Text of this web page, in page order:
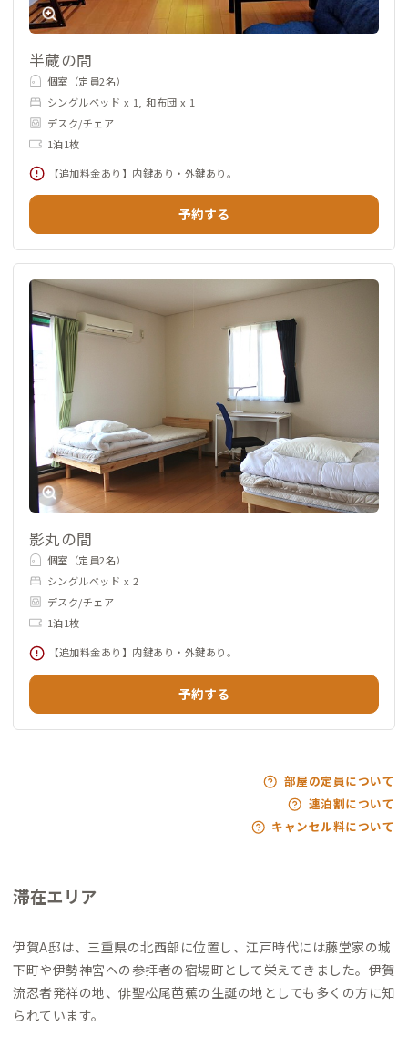
半蔵の間
個室（定員2名）
シングルベッド x 1, 和布団 x 1
デスク/チェア
1泊1枚
【追加料金あり】内鍵あり・外鍵あり。
予約する
影丸の間
個室（定員2名）
シングルベッド x 2
デスク/チェア
1泊1枚
【追加料金あり】内鍵あり・外鍵あり。
予約する
部屋の定員について
連泊割について
キャンセル料について
滞在エリア
伊賀A邸は、三重県の北西部に位置し、江戸時代には藤堂家の城
下町や伊勢神宮への参拝者の宿場町として栄えてきました。伊賀
流忍者発祥の地、俳聖松尾芭蕉の生誕の地としても多くの方に知
られています。